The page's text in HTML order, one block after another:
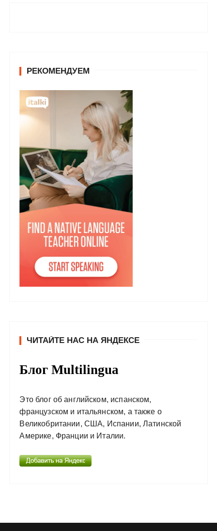
РЕКОМЕНДУЕМ
ЧИТАЙТЕ НАС НА ЯНДЕКСЕ
Блог Multilingua
Это блог об английском, испанском,
французском и итальянском, а также о
Великобритании, США, Испании, Латинской
Америке, Франции и Италии.